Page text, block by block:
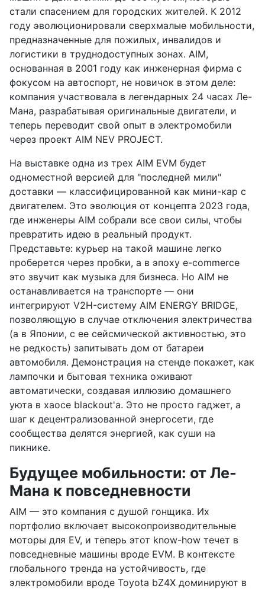
стали спасением для городских жителей. К 2012
году эволюционировали сверхмалые мобильности,
предназначенные для пожилых, инвалидов и
логистики в труднодоступных зонах. AIM,
основанная в 2001 году как инженерная фирма с
фокусом на автоспорт, не новичок в этом деле:
компания участвовала в легендарных 24 часах Ле-
Мана, разрабатывая оригинальные двигатели, и
теперь переводит свой опыт в электромобили
через проект AIM NEV PROJECT.
На выставке одна из трех AIM EVM будет
одноместной версией для "последней мили"
доставки — классифицированной как мини-кар с
двигателем. Это эволюция от концепта 2023 года,
где инженеры AIM собрали все свои силы, чтобы
превратить идею в реальный продукт.
Представьте: курьер на такой машине легко
проберется через пробки, а в эпоху e-commerce
это звучит как музыка для бизнеса. Но AIM не
останавливается на транспорте — они
интегрируют V2H-систему AIM ENERGY BRIDGE,
позволяющую в случае отключения электричества
(а в Японии, с ее сейсмической активностью, это
не редкость) запитывать дом от батареи
автомобиля. Демонстрация на стенде покажет, как
лампочки и бытовая техника оживают
автоматически, создавая иллюзию домашнего
уюта в хаосе blackout'а. Это не просто гаджет, а
шаг к децентрализованной энергосети, где
сообщества делятся энергией, как суши на
пикнике.
Будущее мобильности: от Ле-
Мана к повседневности
AIM — это компания с душой гонщика. Их
портфолио включает высокопроизводительные
моторы для EV, и теперь этот know-how течет в
повседневные машины вроде EVM. В контексте
глобального тренда на устойчивость, где
электромобили вроде Toyota bZ4X доминируют в